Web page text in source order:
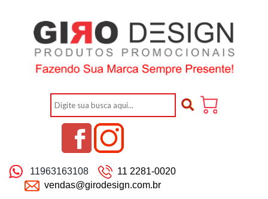
11963163108
11 2281-0020
vendas@girodesign.com.br